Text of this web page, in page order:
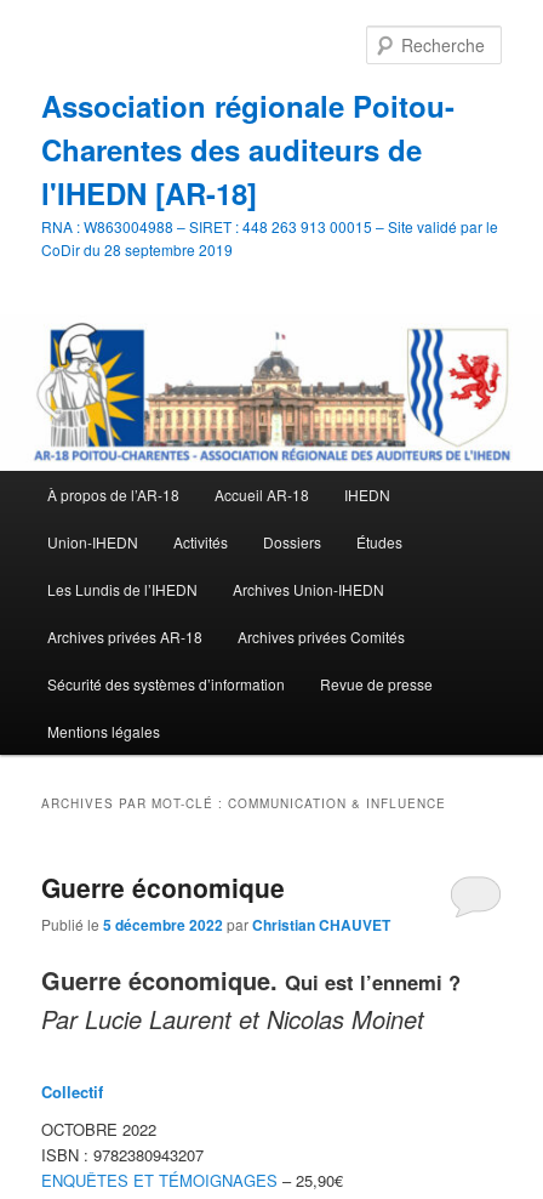
Association régionale Poitou-
Charentes des auditeurs de
l'IHEDN [AR-18]
RNA : W863004988 – SIRET : 448 263 913 00015 – Site validé par le
CoDir du 28 septembre 2019
principal
À propos de l’AR-18 Accueil AR-18 IHEDN
Union-IHEDN Activités Dossiers Études
Les Lundis de l’IHEDN Archives Union-IHEDN
Archives privées AR-18 Archives privées Comités
Sécurité des systèmes d’information Revue de presse
Mentions légales
ARCHIVES PAR MOT-CLÉ :COMMUNICATION & INFLUENCE
Guerre économique
Publié le5 décembre 2022parChristian CHAUVET
Guerre économique.Qui est l’ennemi ?
Par Lucie Laurent et Nicolas Moinet
Collectif
OCTOBRE 2022
ISBN : 9782380943207
ENQUÊTES ET TÉMOIGNAGES – 25,90€